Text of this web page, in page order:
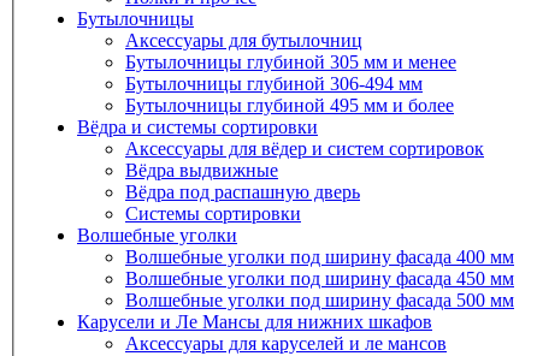
Бутылочницы
Аксессуары для бутылочниц
Бутылочницы глубиной 305 мм и менее
Бутылочницы глубиной 306-494 мм
Бутылочницы глубиной 495 мм и более
Вёдра и системы сортировки
Аксессуары для вёдер и систем сортировок
Вёдра выдвижные
Вёдра под распашную дверь
Системы сортировки
Волшебные уголки
Волшебные уголки под ширину фасада 400 мм
Волшебные уголки под ширину фасада 450 мм
Волшебные уголки под ширину фасада 500 мм
Карусели и Ле Мансы для нижних шкафов
Аксессуары для каруселей и ле мансов